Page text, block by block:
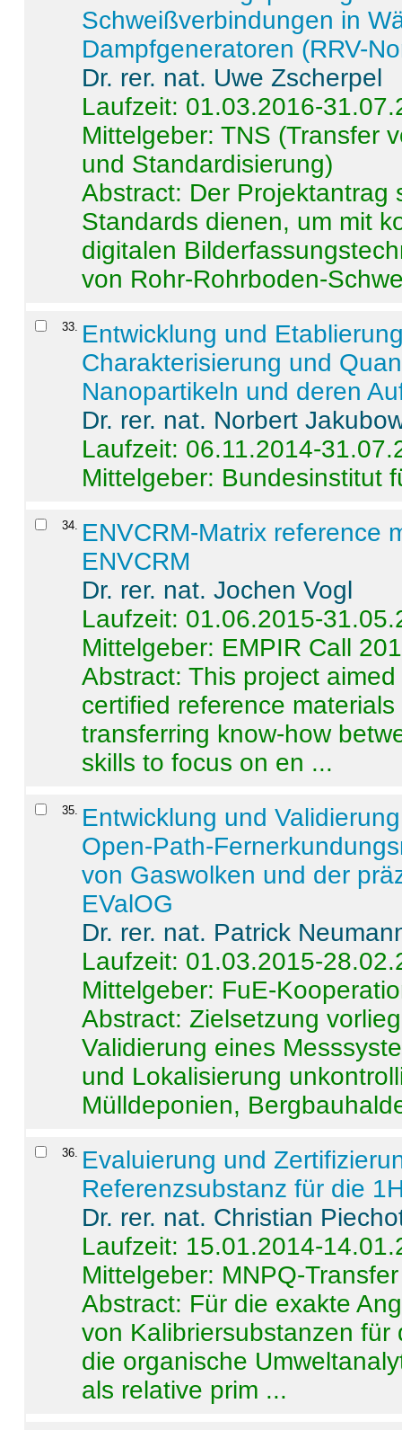
Schweißverbindungen in
Dampfgeneratoren (RRV-
Dr. rer. nat. Uwe Zscherpel
Laufzeit: 01.03.2016-
Mittelgeber: TNS (Transfer
und Standardisierung)
Abstract: Der Projektantrag
Standards dienen, um mit
digitalen
von Rohr-Rohrboden-
33. Entwicklung und
Charakterisierung und
Nanopartikeln und deren
Dr. rer. nat. Norbert
Laufzeit: 06.11.2014-
Mittelgeber: Bundesinstitut
34. ENVCRM-Matrix reference
ENVCRM
Dr. rer. nat. Jochen Vogl
Laufzeit: 01.06.2015-
Mittelgeber: EMPIR Call
Abstract:This project
certified reference
transferring know-how
skills to focus on en ...
35. Entwicklung und
Open-Path-
von Gaswolken und der
EValOG
Dr. rer. nat. Patrick
Laufzeit: 01.03.2015-
Mittelgeber: FuE-
Abstract:Zielsetzung
Validierung eines
und Lokalisierung
Mülldeponien,
36. Evaluierung und
Referenzsubstanz für die
Dr. rer. nat. Christian
Laufzeit: 15.01.2014-
Mittelgeber: MNPQ-Transfer
Abstract: Für die exakte
von Kalibriersubstanzen
die organische
als relative prim ...